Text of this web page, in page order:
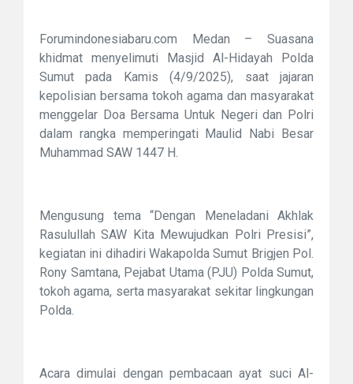
Forumindonesiabaru.com Medan – Suasana
khidmat menyelimuti Masjid Al-Hidayah Polda
Sumut pada Kamis (4/9/2025), saat jajaran
kepolisian bersama tokoh agama dan masyarakat
menggelar Doa Bersama Untuk Negeri dan Polri
dalam rangka memperingati Maulid Nabi Besar
Muhammad SAW 1447 H.
Mengusung tema “Dengan Meneladani Akhlak
Rasulullah SAW Kita Mewujudkan Polri Presisi”,
kegiatan ini dihadiri Wakapolda Sumut Brigjen Pol.
Rony Samtana, Pejabat Utama (PJU) Polda Sumut,
tokoh agama, serta masyarakat sekitar lingkungan
Polda.
Acara dimulai dengan pembacaan ayat suci Al-